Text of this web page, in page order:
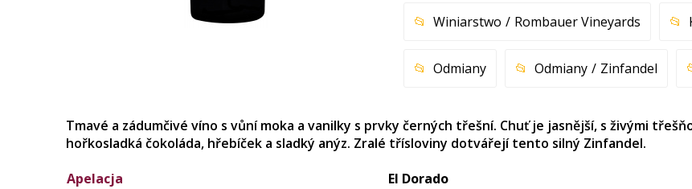
Winiarstwo Rombauer Vineyards
Odmiany Odmiany Zinfandel
Apelacja
El Dorado
Tmavé a zádumčivé víno s vůní moka a vanilky s prvky černých třešní. Chuť je jasnější, s živými
hořkosladká čokoláda, hřebíček a sladký anýz. Zralé třísloviny dotvářejí tento silný Zinfandel.